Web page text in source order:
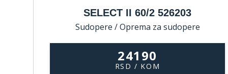
SELECT II 60/2 526203
Sudopere / Oprema za sudopere
24190
RSD / KOM